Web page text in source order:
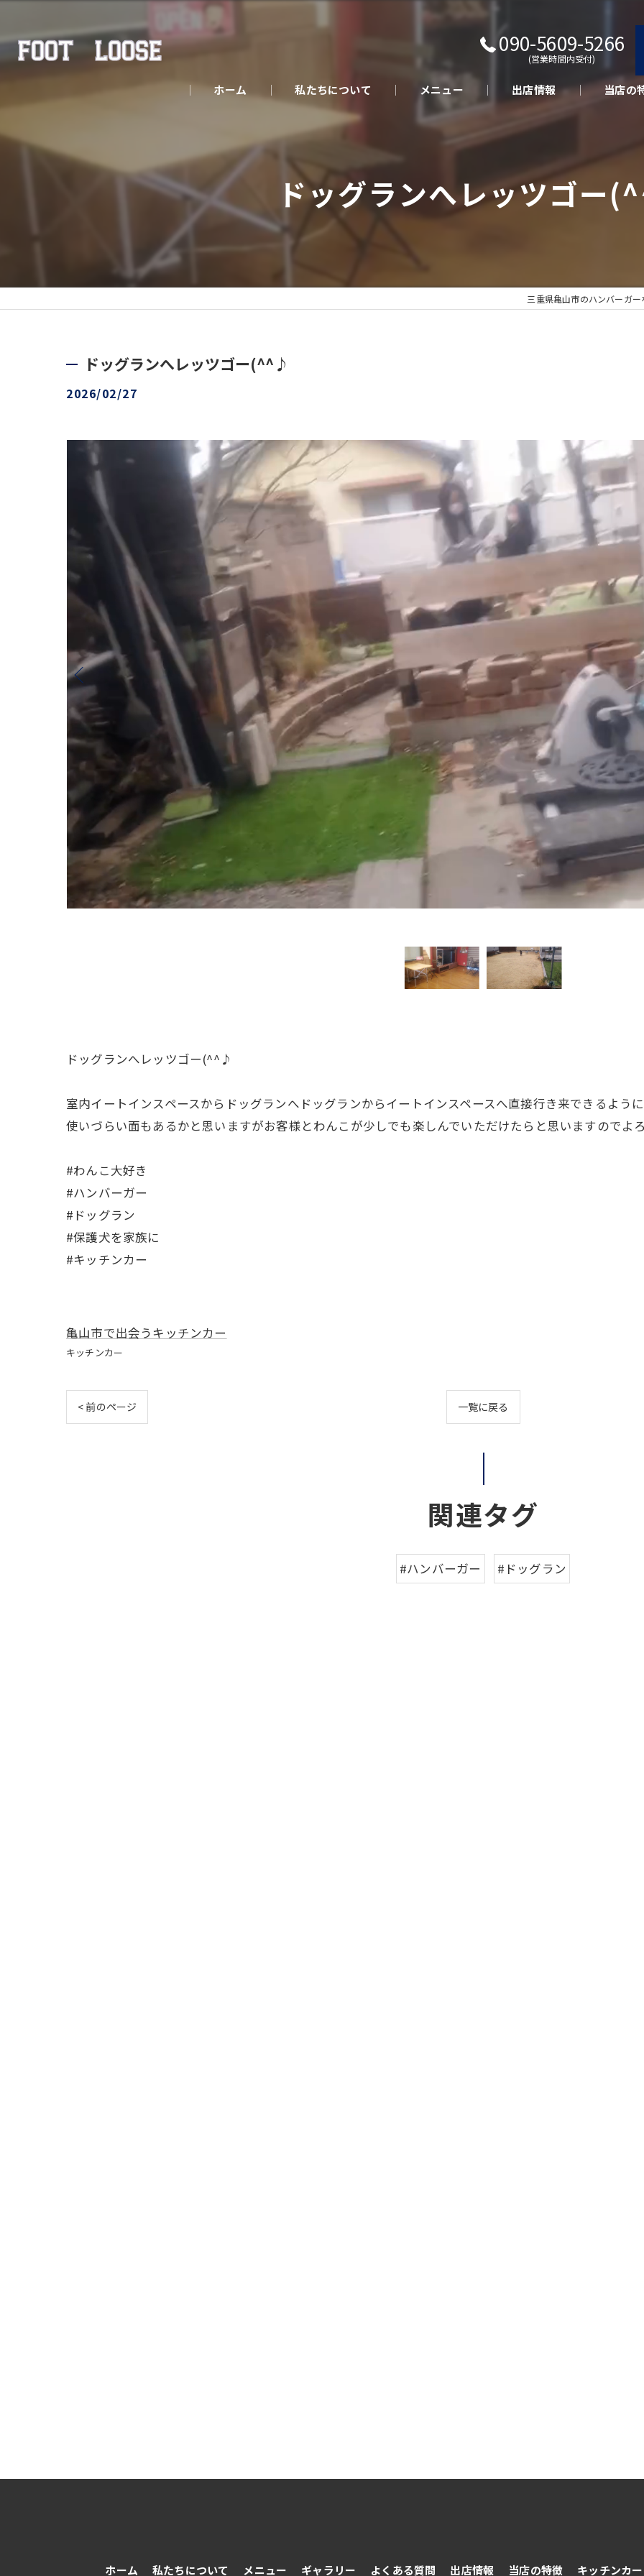
090-5609-5266
(営業時間内受付)
ホーム 私たちについて メニュー 出店情報 当店の
テイクアウ
さくらポ
ドッグランへレッツゴー
三重県亀山市のハンバーガー
ドッグランへレッツゴー(^^♪
2026/02/27
ドッグランへレッツゴー(^^♪
室内イートインスペースからドッグランへドッグランからイートインスペースへ直接行き来できるよう
使いづらい面もあるかと思いますがお客様とわんこが少しでも楽しんでいただけたらと思いますので
#わんこ大好き
#ハンバーガー
#ドッグラン
#保護犬を家族に
#キッチンカー
亀山市で出会うキッチンカー
キッチンカー
< 前のページ 一覧に戻る
関連タグ
#ハンバーガー #ドッグラン
ホーム 私たちについて メニュー ギャラリー よくある質問 出店情報 当店の特徴 キッチンカー